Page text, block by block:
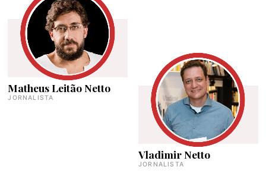
Matheus Leitão Netto
JORNALISTA
Vladimir Netto
JORNALISTA